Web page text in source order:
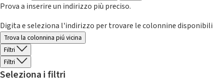
Prova a inserire un indirizzo più preciso.
Digita e seleziona l'indirizzo per trovare le colonnine disponibili
Trova la colonnina piú vicina
Filtri
Filtri
Seleziona i filtri